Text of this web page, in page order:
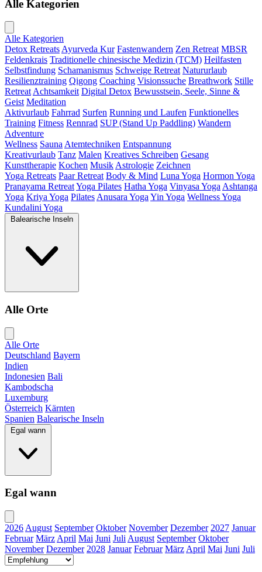
Alle Kategorien
Alle Kategorien
Detox Retreats Ayurveda Kur Fastenwandern Zen Retreat MBSR
Feldenkrais Traditionelle chinesische Medizin (TCM) Heilfasten
Selbstfindung Schamanismus Schweige Retreat Natururlaub
Resilienztraining Qigong Coaching Visionssuche Breathwork Stille
Retreat Achtsamkeit Digital Detox Bewusstsein, Seele, Sinne &
Geist Meditation
Aktivurlaub Fahrrad Surfen Running und Laufen Funktionelles
Training Fitness Rennrad SUP (Stand Up Paddling) Wandern
Adventure
Wellness Sauna Atemtechniken Entspannung
Kreativurlaub Tanz Malen Kreatives Schreiben Gesang
Kunsttherapie Kochen Musik Astrologie Zeichnen
Yoga Retreats Paar Retreat Body & Mind Luna Yoga Hormon Yoga
Pranayama RetreatYoga Pilates Hatha Yoga Vinyasa Yoga Ashtanga
Yoga Kriya Yoga Pilates Anusara Yoga Yin Yoga Wellness Yoga
Kundalini Yoga
Balearische Inseln
Alle Orte
Alle Orte
Deutschland Bayern
Indien
Indonesien Bali
Kambodscha
Luxemburg
Österreich Kärnten
Spanien Balearische Inseln
Egal wann
Egal wann
2026 August September Oktober November Dezember 2027 Januar
Februar März April Mai Juni Juli August September Oktober
November Dezember 2028 Januar Februar März April Mai Juni Juli